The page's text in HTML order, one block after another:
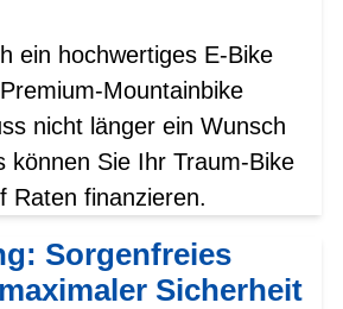
ein hochwertiges E-Bike
Mountainbike
nicht länger ein Wunsch
können Sie Ihr Traum-Bike
Raten finanzieren.
Sorgenfreies
Sicherheit